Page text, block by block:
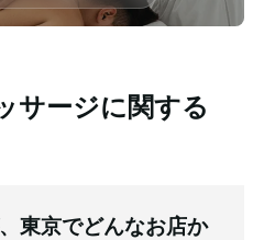
サージに関する
東京でどんなお店か